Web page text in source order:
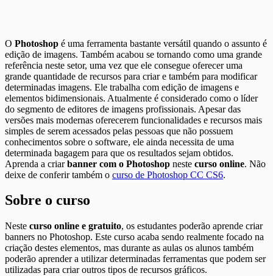
O Photoshop é uma ferramenta bastante versátil quando o assunto é
edição de imagens. Também acabou se tornando como uma grande
referência neste setor, uma vez que ele consegue oferecer uma
grande quantidade de recursos para criar e também para modificar
determinadas imagens. Ele trabalha com edição de imagens e
elementos bidimensionais. Atualmente é considerado como o líder
do segmento de editores de imagens profissionais. Apesar das
versões mais modernas oferecerem funcionalidades e recursos mais
simples de serem acessados pelas pessoas que não possuem
conhecimentos sobre o software, ele ainda necessita de uma
determinada bagagem para que os resultados sejam obtidos.
Aprenda a criarbanner com o Photoshop neste curso online. Não
deixe de conferir também o curso de Photoshop CC CS6.
Sobre o curso
Neste curso online e gratuito, os estudantes poderão aprende criar
banners no Photoshop. Este curso acaba sendo realmente focado na
criação destes elementos, mas durante as aulas os alunos também
poderão aprender a utilizar determinadas ferramentas que podem ser
utilizadas para criar outros tipos de recursos gráficos.